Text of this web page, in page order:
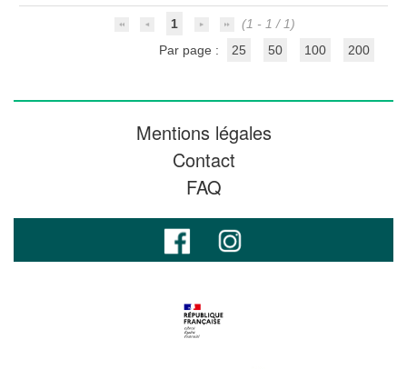
1
(1 - 1 / 1)
Par page :
25 50 100 200
Mentions légales
Contact
FAQ